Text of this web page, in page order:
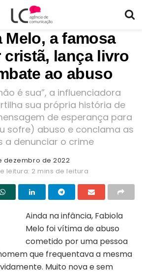
Melo, a famosa
lança livro
ao abuso
é sua”, a influenciadora
sua própria história de
de esperança para
sofre) abuso e conclama as
a denunciar o crime
dezembro de 2022
leitura: 2 mins de leitura
Ainda na infância, Fabiola
Melo foi vítima de abuso
cometido por uma pessoa
que frequentava a mesma
Muito nova e sem